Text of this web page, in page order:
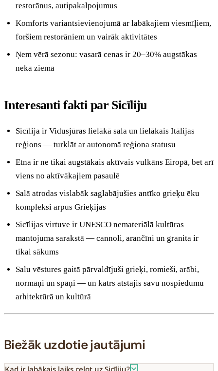
restorānus, autipakalpojumus
Komforts variantsievienojumā ar labākajiem viesmīļiem,
foršiem restorāniem un vairāk aktivitātes
Ņem vērā sezonu: vasarā cenas ir 20–30% augstākas
nekā ziemā
Interesanti fakti par Sicīliju
Sicīlija ir Vidusjūras lielākā sala un lielākais Itālijas
reģions — turklāt ar autonomā reģiona statusu
Etna ir ne tikai augstākais aktīvais vulkāns Eiropā, bet arī
viens no aktīvākajiem pasaulē
Salā atrodas vislabāk saglabājušies antīko grieķu ēku
kompleksi ārpus Grieķijas
Sicīlijas virtuve ir UNESCO nemateriālā kultūras
mantojuma sarakstā — cannoli, arančīni un granita ir
tikai sākums
Salu vēstures gaitā pārvaldījuši grieķi, romieši, arābi,
normāņi un spāņi — un katrs atstājis savu nospiedumu
arhitektūrā un kultūrā
Biežāk uzdotie jautājumi